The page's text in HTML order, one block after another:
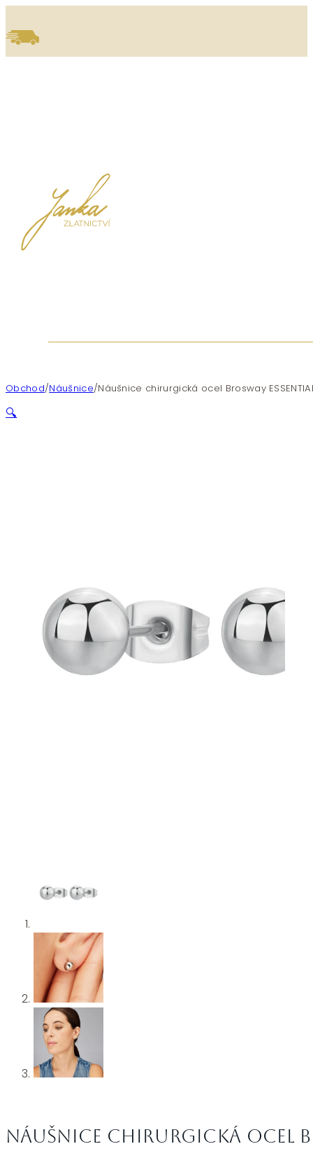
Obchod/Náušnice/Náušnice chirurgická ocel Brosway ESSENTIAL
🔍
Náušnice chirurgická ocel